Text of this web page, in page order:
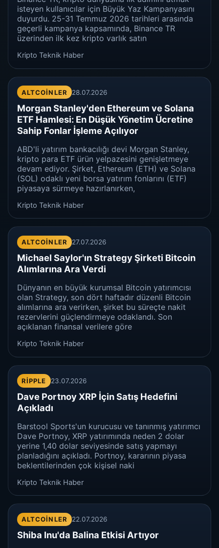
isteyen kullanıcılar için Büyük Yaz Kampanyasını
duyurdu. 25-31 Temmuz 2026 tarihleri arasında
geçerli kampanya kapsamında, Binance TR
üzerinden ilk kez kripto varlık satın
Kripto Teknik Haber
ALTCOINLER 28.07.2026
Morgan Stanley'den Ethereum ve Solana
ETF Hamlesi: En Düşük Yönetim Ücretine
Sahip Fonlar İşleme Açılıyor
ABD'li yatırım bankacılığı devi Morgan Stanley,
kripto para ETF ürün yelpazesini genişletmeye
devam ediyor. Şirket, Ethereum (ETH) ve Solana
(SOL) odaklı yeni borsa yatırım fonlarını (ETF)
piyasaya sürmeye hazırlanırken,
Kripto Teknik Haber
ALTCOINLER 27.07.2026
Michael Saylor'ın Strategy Şirketi Bitcoin
Alımlarına Ara Verdi
Dünyanın en büyük kurumsal Bitcoin yatırımcısı
olan Strategy, son dört haftadır düzenli Bitcoin
alımlarına ara verirken, şirket bu süreçte nakit
rezervlerini güçlendirmeye odaklandı. Son
açıklanan finansal verilere göre
Kripto Teknik Haber
RIPPLE 23.07.2026
Dave Portnoy XRP İçin Satış Hedefini
Açıkladı
Barstool Sports'un kurucusu ve tanınmış yatırımcı
Dave Portnoy, XRP yatırımında neden 2 dolar
yerine 1,40 dolar seviyesinde satış yapmayı
planladığını açıkladı. Portnoy, kararının piyasa
beklentilerinden çok kişisel naki
Kripto Teknik Haber
ALTCOINLER 22.07.2026
Shiba Inu'da Balina Etkisi Artıyor